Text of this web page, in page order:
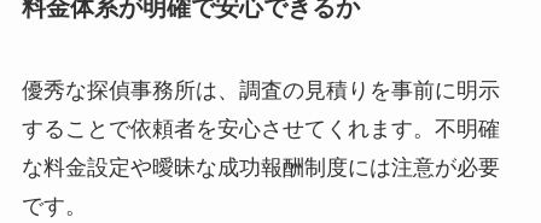
料金体系が明確で安心できるか
優秀な探偵事務所は、調査の見積りを事前に明示
することで依頼者を安心させてくれます。不明確
な料金設定や曖昧な成功報酬制度には注意が必要
です。